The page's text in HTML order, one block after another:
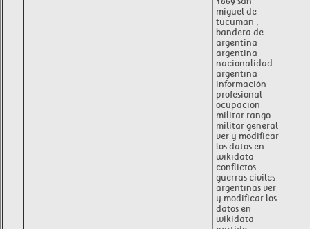
miguel de
tucumán ,
bandera de
argentina
argentina
nacionalidad
argentina
información
profesional
ocupación
militar rango
militar general
ver y modificar
los datos en
wikidata
conflictos
guerras civiles
argentinas ver
y modificar los
datos en
wikidata